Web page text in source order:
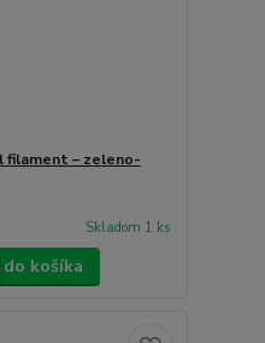
filament – zeleno-
Skladom 1 ks
košíka